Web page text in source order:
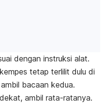
dengan instruksi alat.
tetap terlilit dulu di
bacaan kedua.
ambil rata-ratanya.